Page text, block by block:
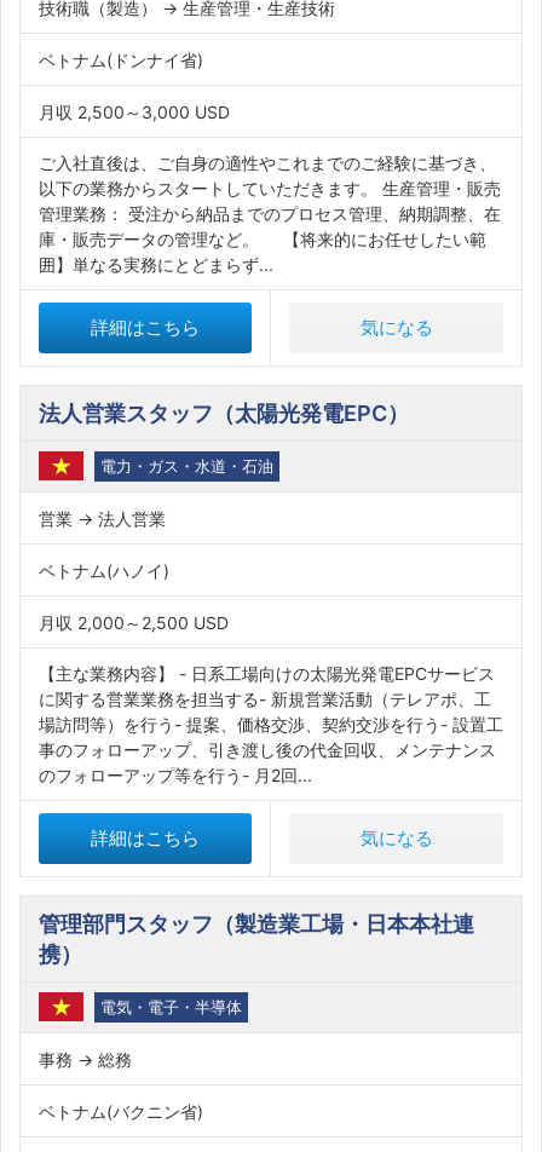
技術職（製造） → 生産管理・生産技術
ベトナム(ドンナイ省)
月収 2,500～3,000 USD
ご入社直後は、ご自身の適性やこれまでのご経験に基づき、
以下の業務からスタートしていただきます。 生産管理・販売
管理業務： 受注から納品までのプロセス管理、納期調整、在
庫・販売データの管理など。 【将来的にお任せしたい範
囲】単なる実務にとどまらず...
詳細はこちら 気になる
法人営業スタッフ（太陽光発電EPC）
電力・ガス・水道・石油
営業 → 法人営業
ベトナム(ハノイ)
月収 2,000～2,500 USD
【主な業務内容】 - 日系工場向けの太陽光発電EPCサービス
に関する営業業務を担当する- 新規営業活動（テレアポ、工
場訪問等）を行う- 提案、価格交渉、契約交渉を行う- 設置工
事のフォローアップ、引き渡し後の代金回収、メンテナンス
のフォローアップ等を行う- 月2回...
詳細はこちら 気になる
管理部門スタッフ（製造業工場・日本本社連
携）
電気・電子・半導体
事務 → 総務
ベトナム(バクニン省)